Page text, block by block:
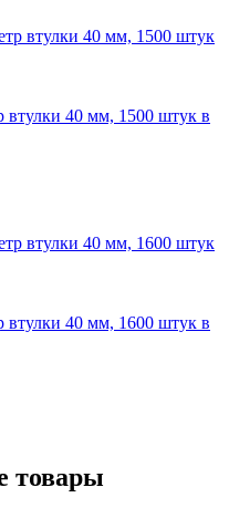
втулки 40 мм, 1500 штук в
втулки 40 мм, 1600 штук в
товары